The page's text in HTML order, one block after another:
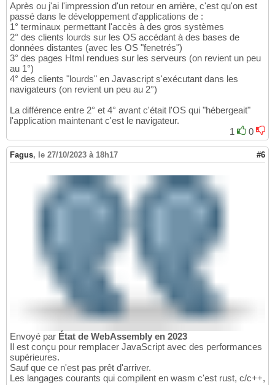
Après ou j'ai l'impression d'un retour en arrière, c'est qu'on est
passé dans le développement d'applications de :
1° terminaux permettant l'accès à des gros systèmes
2° des clients lourds sur les OS accédant à des bases de
données distantes (avec les OS "fenetrés")
3° des pages Html rendues sur les serveurs (on revient un peu
au 1°)
4° des clients "lourds" en Javascript s'exécutant dans les
navigateurs (on revient un peu au 2°)
La différence entre 2° et 4° avant c'était l'OS qui "hébergeait"
l'application maintenant c'est le navigateur.
1
0
Fagus, le 27/10/2023 à 18h17 #6
Envoyé par État de WebAssembly en 2023
Il est conçu pour remplacer JavaScript avec des performances
supérieures.
Sauf que ce n'est pas prêt d'arriver.
Les langages courants qui compilent en wasm c'est rust, c/c++,